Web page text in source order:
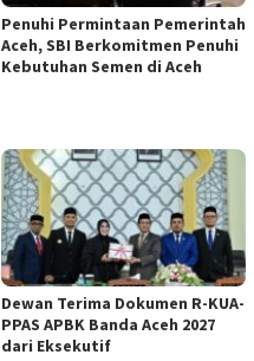
Penuhi Permintaan Pemerintah
Aceh, SBI Berkomitmen Penuhi
Kebutuhan Semen di Aceh
Dewan Terima Dokumen R-KUA-
PPAS APBK Banda Aceh 2027
dari Eksekutif